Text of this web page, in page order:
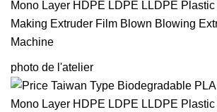
photo de l'atelier